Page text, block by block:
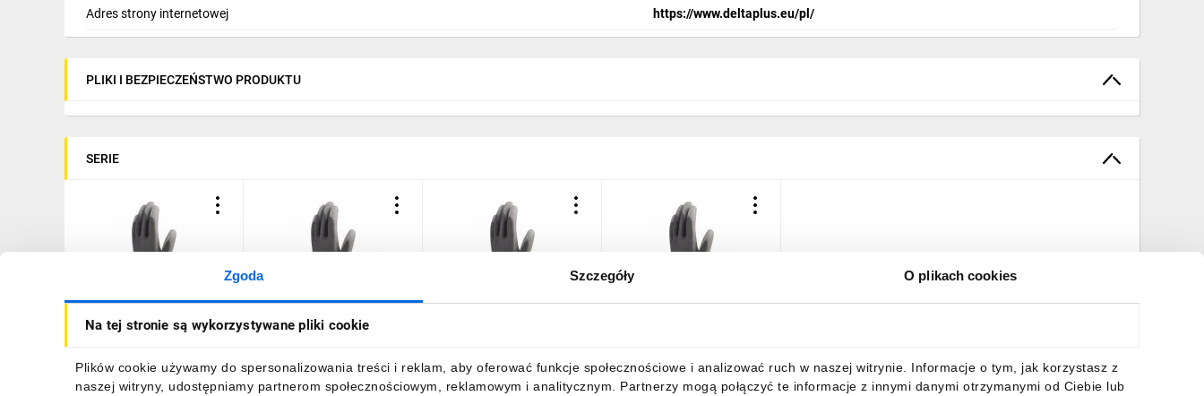
Zgoda Szczegóły O plikach cookies
Na tej stronie są wykorzystywane pliki cookie
Plików cookie używamy do spersonalizowania treści i reklam, aby oferować funkcje społecznościowe i analizować ruch w naszej witrynie. Informacje o tym, jak korzystasz z
naszej witryny, udostępniamy partnerom społecznościowym, reklamowym i analitycznym. Partnerzy mogą połączyć te informacje z innymi danymi otrzymanymi od Ciebie lub
Adres strony internetowej https://www.deltaplus.eu/pl/
PLIKI I BEZPIECZEŃSTWO PRODUKTU
SERIE
Rękawice dziane z
poliamidu bezszwowe do
rozmiar 10 VE702GR
VE702GR10
5,26 złbrutto
Rękawice dziane z
poliamidu strona chwytna i
poliuretanem ścieg 13
szare rozmiar 9 VE702GR
5,26 złbrutto
poliuretanem ścieg 13
szare rozmiar 6 VE702GR
5,26 złbrutto
poliuretanem ścieg 13
szare rozmiar 7 VE702GR
5,26 złbrutto